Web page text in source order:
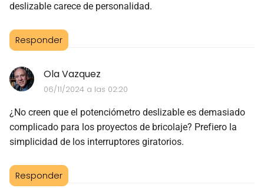
deslizable carece de personalidad.
Responder
Ola Vazquez
06/11/2024 a las 02:20
¿No creen que el potenciómetro deslizable es demasiado
complicado para los proyectos de bricolaje? Prefiero la
simplicidad de los interruptores giratorios.
Responder